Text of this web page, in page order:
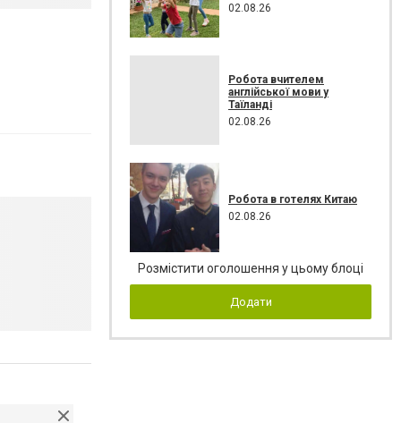
02.08.26
Робота вчителем
англійської мови у
Таїланді
02.08.26
Робота в готелях Китаю
02.08.26
Розмістити оголошення у цьому блоці
Додати